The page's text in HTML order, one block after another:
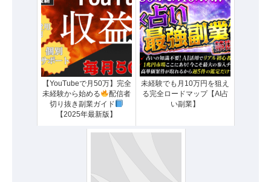
【YouTubeで月50万】完全
未経験から始める
配信者
切り抜き副業ガイド
【2025年最新版】
未経験でも月10万円を狙え
る完全ロードマップ【AI占
い副業】